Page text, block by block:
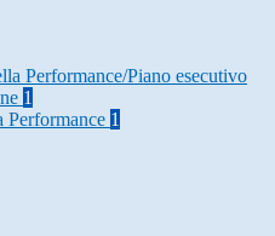
Performance/Piano esecutivo
1
Performance 1